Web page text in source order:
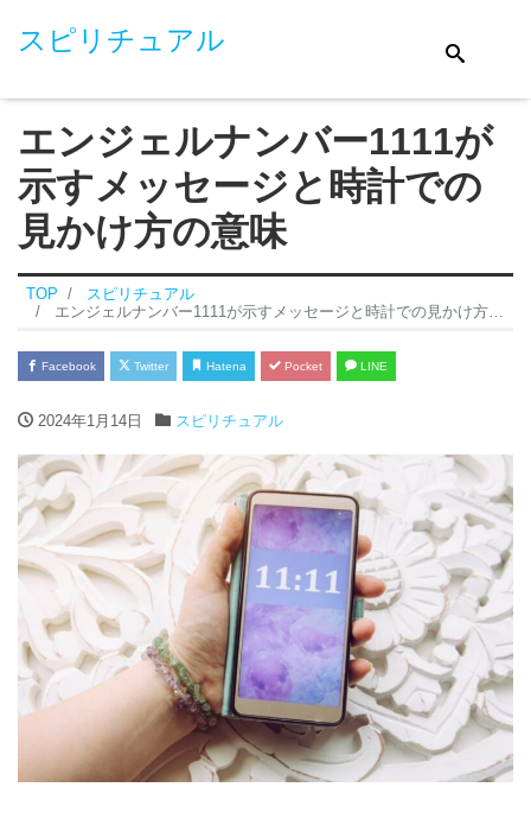
スピリチュアル
エンジェルナンバー1111が
示すメッセージと時計での
見かけ方の意味
TOP
スピリチュアル
エンジェルナンバー1111が示すメッセージと時計での見かけ方の意味
Facebook Twitter Hatena Pocket LINE
2024年1月14日 スピリチュアル